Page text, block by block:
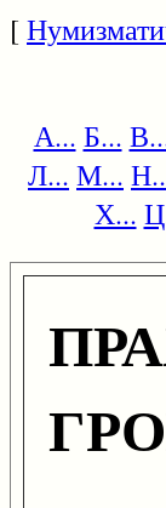
[
А... Б...
Л... М...
Х...